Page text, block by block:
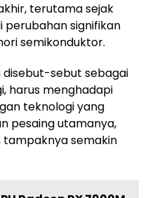
terutama sejak
perubahan signifikan
semikonduktor.
disebut-sebut sebagai
harus menghadapi
teknologi yang
pesaing utamanya,
tampaknya semakin